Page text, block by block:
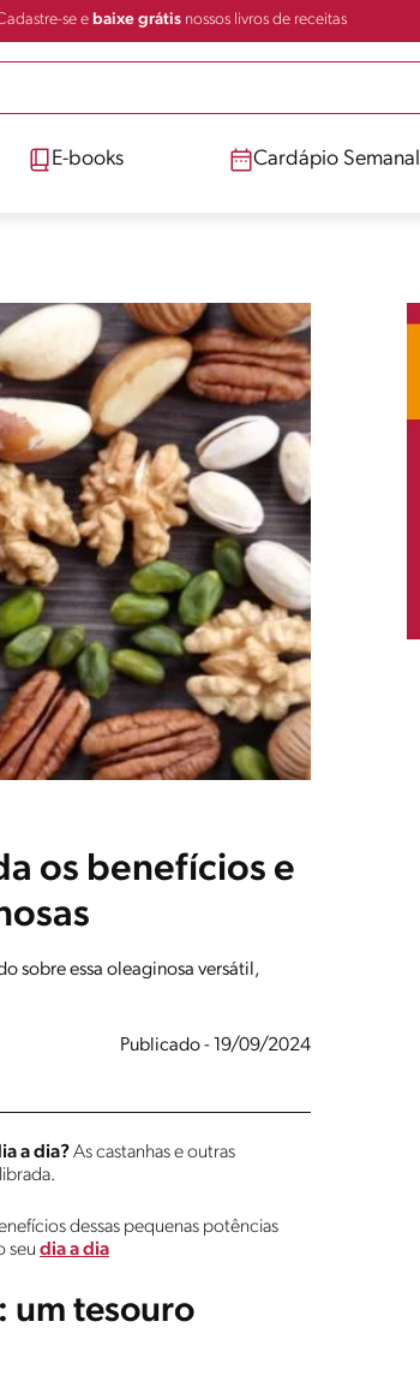
se ebaixe grátisnossos livros de receitas
E-books Cardápio Semanal
os benefícios e
sobre essa oleaginosa versátil,
Publicado - 19/09/2024
a dia?As castanhas e outras
dessas pequenas potências
seu dia a dia
um tesouro